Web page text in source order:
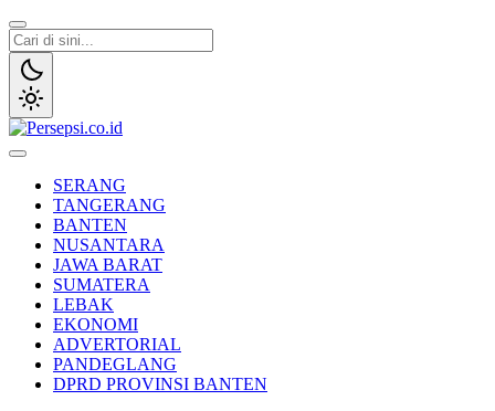
Lewati
ke
konten
SERANG
TANGERANG
BANTEN
NUSANTARA
JAWA BARAT
SUMATERA
LEBAK
EKONOMI
ADVERTORIAL
PANDEGLANG
DPRD PROVINSI BANTEN